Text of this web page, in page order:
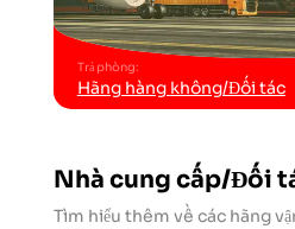
Trả phòng:
Hãng hàng không/Đối tác
Nhà cung cấp/Đối
Tìm hiểu thêm về các hãng